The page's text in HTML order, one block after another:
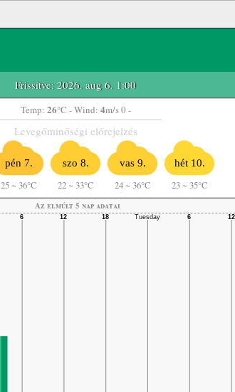
Frissítve: 2026. aug 6. 1:00
Temp: 26°C - Wind: 4m/s 0 -
Levegőminőségi előrejelzés
pén 7.
25 ~ 36°C
szo 8.
22 ~ 33°C
vas 9.
24 ~ 36°C
hét 10.
23 ~ 35°C
Az elmúlt 5 nap adatai